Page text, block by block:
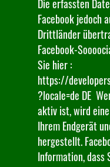
Die erfassten
Facebook jedoch
Drittländer
Facebook-
Sie hier :
https://
?locale=de DE
aktiv ist, wird
Ihrem Endgerät
hergestellt.
Information, dass